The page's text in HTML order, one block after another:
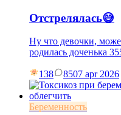
Отстрелялась😅
Ну что девочки,
родилась доченька
138 8507 apr 2026
Беременность